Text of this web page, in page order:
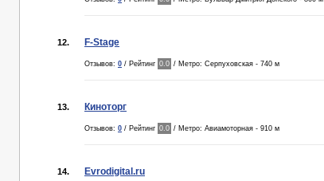
12. F-Stage
Отзывов: 0 / Рейтинг 0.0 / Метро: Серпуховская - 740 м
13. Киноторг
Отзывов: 0 / Рейтинг 0.0 / Метро: Авиамоторная - 910 м
14. Evrodigital.ru